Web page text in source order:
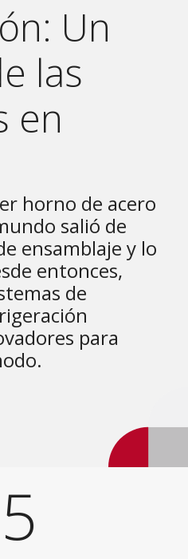
Un
las
en
horno de acero
salió de
ensamblaje y lo
entonces,
de
para